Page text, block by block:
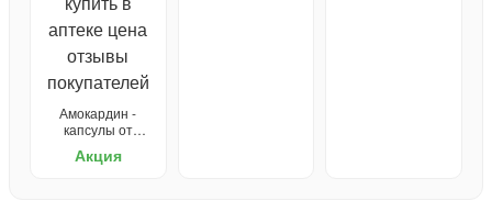
Амокардин -
капсулы от
Акция